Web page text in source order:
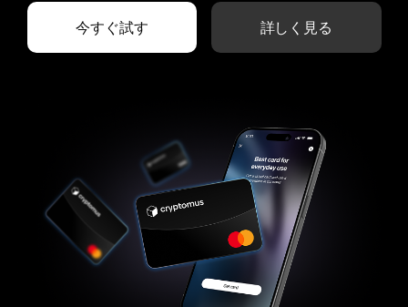
今すぐ試す 詳しく見る